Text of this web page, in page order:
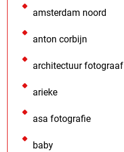
amsterdam noord
anton corbijn
architectuur fotograaf
arieke
asa fotografie
baby